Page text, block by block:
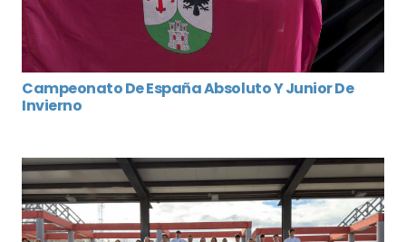
Campeonato De España Absoluto Y Junior De
Invierno